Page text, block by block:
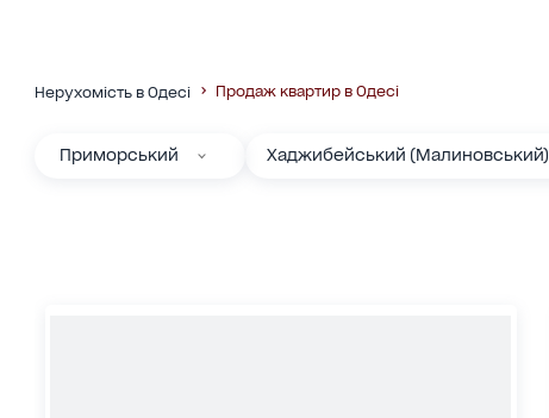
Нерухомість в Одесі Продаж квартир в Одесі
Приморський Хаджибейський (Малиновський)